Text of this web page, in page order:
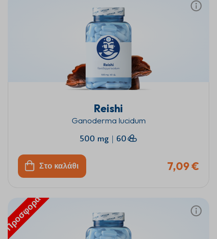
Reishi
Ganoderma lucidum
500 mg | 60
Στο καλάθι 7,09 €
Προσφορά